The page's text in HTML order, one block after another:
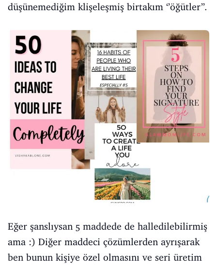
düşünemediğim klişeleşmiş birtakım ‘’öğütler’’.
Eğer şanslıysan 5 maddede de halledilebilirmiş
ama :) Diğer maddeci çözümlerden ayrışarak
ben bunun kişiye özel olmasını ve seri üretim